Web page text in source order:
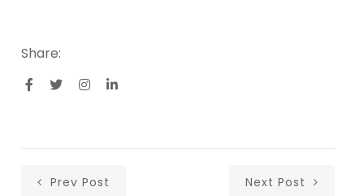
Share:
Prev Post Next Post